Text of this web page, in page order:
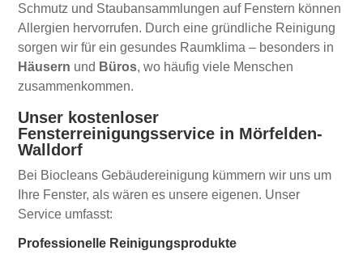
Schmutz und Staubansammlungen auf Fenstern können
Allergien hervorrufen. Durch eine gründliche Reinigung
sorgen wir für ein gesundes Raumklima – besonders in
Häusern und Büros, wo häufig viele Menschen
zusammenkommen.
Unser kostenloser
Fensterreinigungsservice in Mörfelden-
Walldorf
Bei Biocleans Gebäudereinigung kümmern wir uns um
Ihre Fenster, als wären es unsere eigenen. Unser
Service umfasst:
Professionelle Reinigungsprodukte